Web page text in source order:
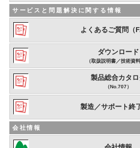
サービスと問題解決に関する情報
よくあるご質問（
ダウンロード
（取扱説明書／技術資料
製品総合カタ
（No.707）
製造／サポート終
会社情報